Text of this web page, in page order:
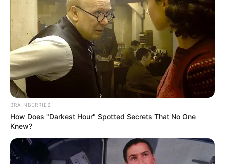
BRAINBERRIES
How Does "Darkest Hour" Spotted Secrets That No One
Knew?